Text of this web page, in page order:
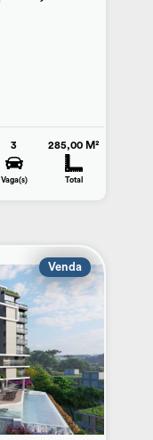
3
Vaga(s)
285,00 M²
Total
Venda